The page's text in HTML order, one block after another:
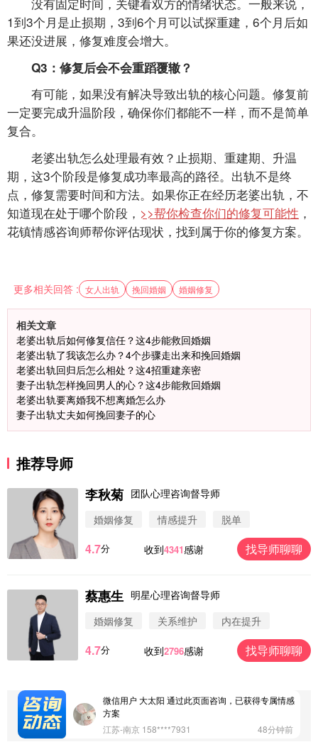
1到3个月是止损期，3到6个月可以试探重建，6个月后如
果还没进展，修复难度会增大。
Q3：修复后会不会重蹈覆辙？
有可能，如果没有解决导致出轨的核心问题。修复前
一定要完成升温阶段，确保你们都能不一样，而不是简单
复合。
老婆出轨怎么处理最有效？止损期、重建期、升温
期，这3个阶段是修复成功率最高的路径。出轨不是终
点，修复需要时间和方法。如果你正在经历老婆出轨，不
知道现在处于哪个阶段， >>帮你检查你们的修复可能性 ，
花镇情感咨询师帮你评估现状，找到属于你的修复方案。
更多相关回答 : 女人出轨 挽回婚姻 婚姻修复
相关文章
老婆出轨后如何修复信任？这4步能救回婚姻
老婆出轨了我该怎么办？4个步骤走出来和挽回婚姻
老婆出轨回归后怎么相处？这4招重建亲密
妻子出轨怎样挽回男人的心？这4步能救回婚姻
老婆出轨要离婚我不想离婚怎么办
妻子出轨丈夫如何挽回妻子的心
推荐导师
李秋菊 团队心理咨询督导师
婚姻修复
情感提升 脱单
4.7分 收到4341感谢 找导师聊聊
蔡惠生 明星心理咨询督导师
婚姻修复
关系维护 内在提升
4.7分 收到2796感谢 找导师聊聊
微信用户 圆圈 通过此页面咨询，已获得专属情感方
案
微信用户 Vnno 通过此页面咨询，已获得专属情感方
微信用户 大太阳 通过此页面咨询，已获得专属情感
方案
江苏-南京 158****7931
48分钟前